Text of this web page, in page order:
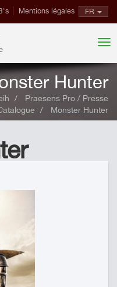
FR
Mentions légales
Hunter
Praesens Pro / Presse
Monster Hunter